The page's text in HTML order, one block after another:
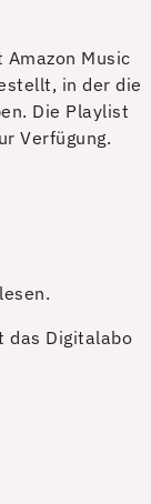
Amazon Music
in der die
Die Playlist
Verfügung.
das Digitalabo